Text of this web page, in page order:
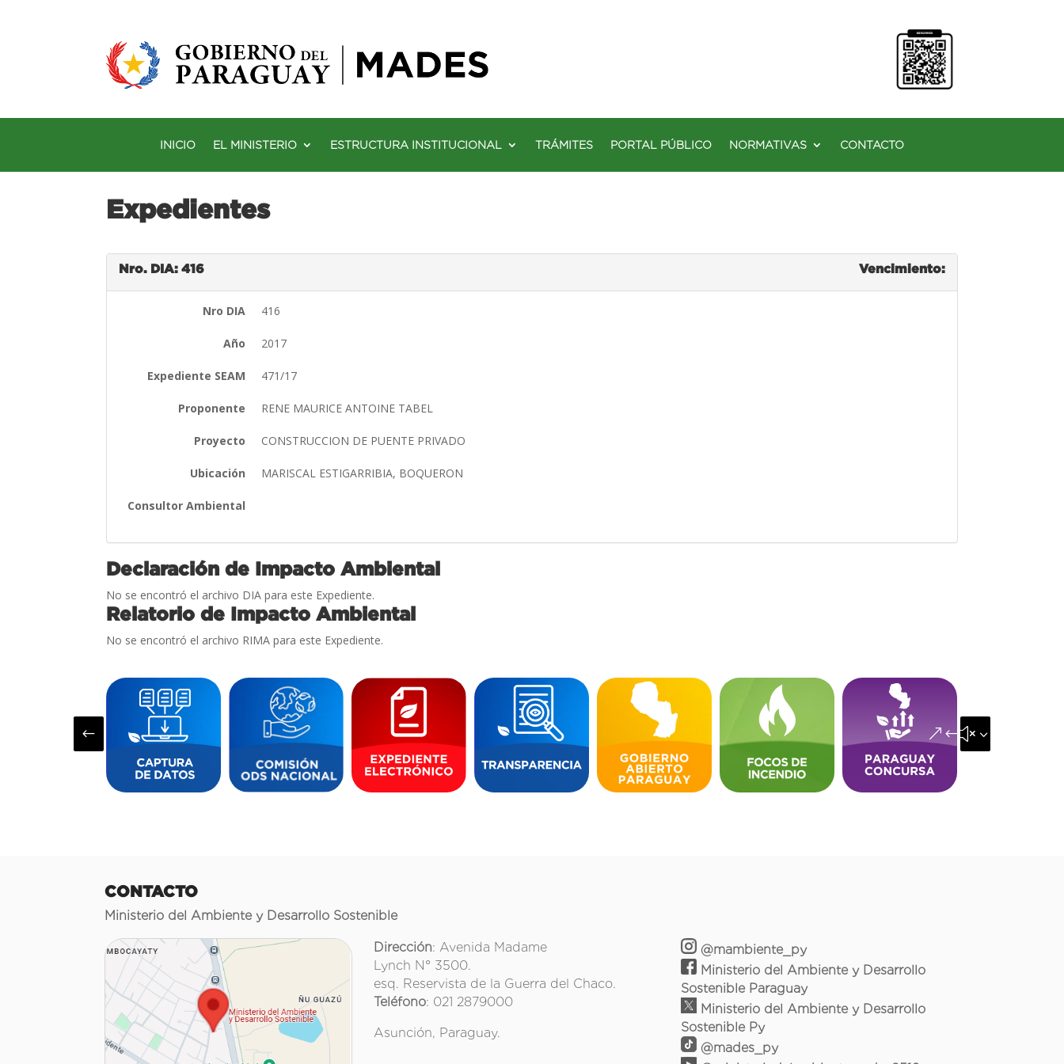
INICIO EL MINISTERIO ESTRUCTURA INSTITUCIONAL TRÁMITES PORTAL PÚBLICO NORMATIVAS CONTACTO
Expedientes
Nro. DIA: 416 Vencimiento:
Nro DIA 416
Año 2017
Expediente SEAM 471/17
Proponente RENE MAURICE ANTOINE TABEL
Proyecto CONSTRUCCION DE PUENTE PRIVADO
Ubicación MARISCAL ESTIGARRIBIA, BOQUERON
Consultor Ambiental
Declaración de Impacto Ambiental
No se encontró el archivo DIA para este Expediente.
Relatorio de Impacto Ambiental
No se encontró el archivo RIMA para este Expediente.
# &#x35;
CONTACTO
Ministerio del Ambiente y Desarrollo Sostenible
Dirección: Avenida Madame
Lynch N° 3500.
esq. Reservista de la Guerra del Chaco.
Teléfono: 021 2879000
Asunción, Paraguay.
@mambiente_py
Ministerio del Ambiente y Desarrollo
Sostenible Paraguay
Ministerio del Ambiente y Desarrollo
Sostenible Py
@mades_py